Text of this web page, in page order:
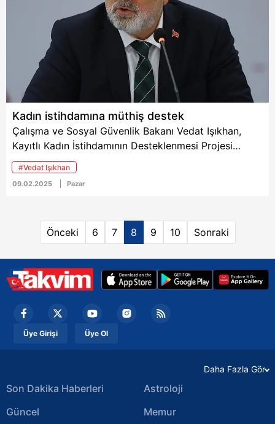
Kadın istihdamına müthiş destek
Çalışma ve Sosyal Güvenlik Bakanı Vedat Işıkhan,
Kayıtlı Kadın İstihdamının Desteklenmesi Projesi
kapsamında 2 bin 100 kadın işveren ve 2 bin 100
kadın işçinin faydalanacağını açıkladı.
#Vedat Işıkhan
09.02.2025 Pazar
Önceki 6 7 8 9 10 Sonraki
Üye Girişi Üye Ol
Daha Fazla Gör
Son Dakika Haberleri
Güncel
Astroloji
Memur